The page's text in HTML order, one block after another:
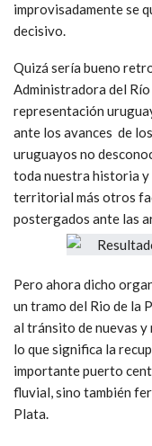
improvisadamente se
decisivo.
Quizá sería bueno
Administradora del Río
representación
ante los avances de
uruguayos no
toda nuestra historia y
territorial más otros
postergados ante las
Pero ahora dicho
un tramo del Rio de la
al tránsito de nuevas y
lo que significa la
importante puerto
fluvial, sino también
Plata.